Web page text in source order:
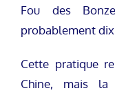
Fou des
probablement
Cette pratique
Chine, mais la